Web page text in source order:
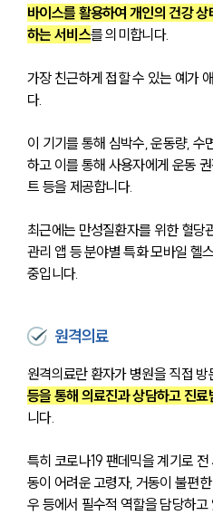
바이스를 활용하여 개인의 건강
하는 서비스를 의미합니다.
가장 친근하게 접할 수 있는 예가
다.
이 기기를 통해 심박수, 운동량, 수
하고 이를 통해 사용자에게 운동
트 등을 제공합니다.
최근에는 만성질환자를 위한 혈당
관리 앱 등 분야별 특화 모바일 헬
중입니다.
원격의료
원격의료란 환자가 병원을 직접
등을 통해 의료진과 상담하고 진
니다.
특히 코로나19 팬데믹을 계기로
동이 어려운 고령자, 거동이 불편
우 등에서 필수적 역할을 담당하고